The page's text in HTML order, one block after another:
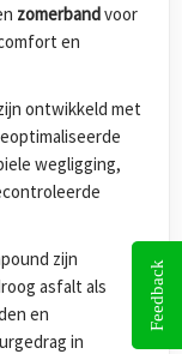
zomerbandvoor
en
ontwikkeld met
wegligging,
zijn
asfalt als
en
in
Feedback